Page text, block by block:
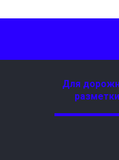
Для
разметки